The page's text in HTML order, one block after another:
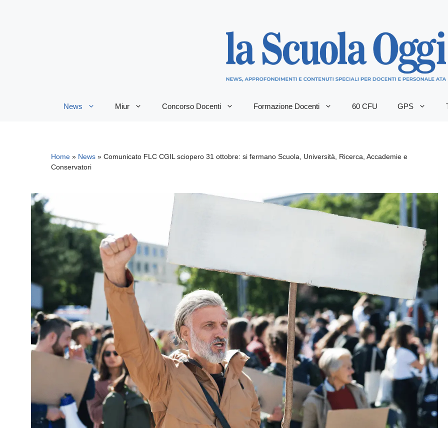
News Miur Concorso Docenti Formazione Docenti 60 CFU GPS
Home » News » Comunicato FLC CGIL sciopero 31 ottobre: si fermano Scuola, Università, Ricerca, Accademie e
Conservatori